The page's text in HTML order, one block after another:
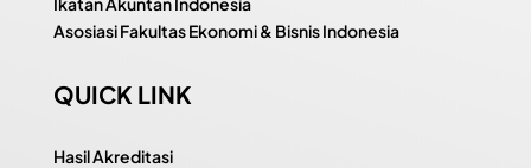
Asosiasi Fakultas Ekonomi & Bisnis Indonesia
QUICK LINK
Hasil Akreditasi